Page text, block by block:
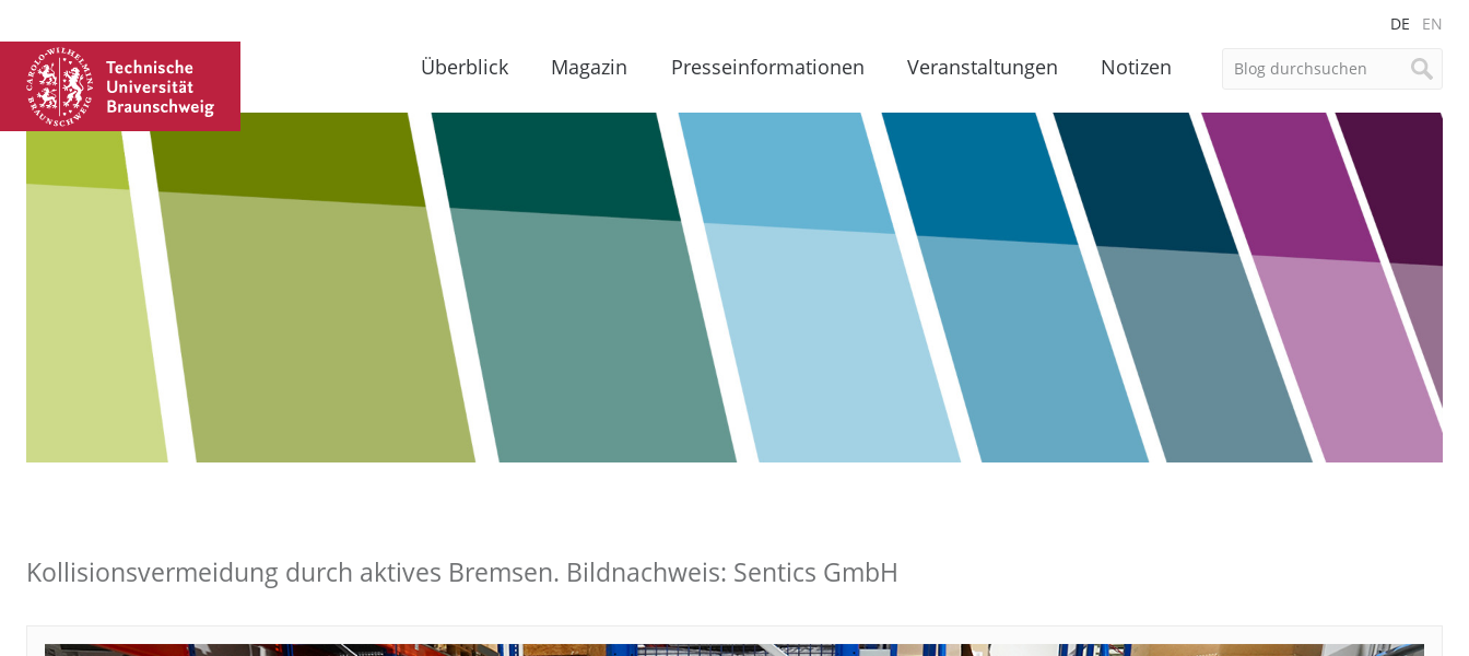
DE EN
Überblick Magazin Presseinformationen Veranstaltungen Notizen
Kollisionsvermeidung durch aktives Bremsen. Bildnachweis: Sentics GmbH